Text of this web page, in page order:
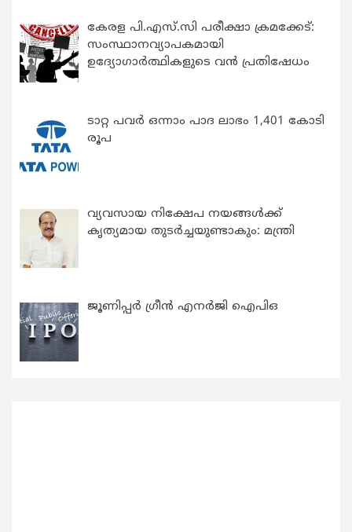
കേരള പി.എസ്.സി പരീക്ഷാ ക്രമക്കേട്:
സംസ്ഥാനവ്യാപകമായി
ഉദ്യോഗാര്‍ത്ഥികളുടെ വന്‍ പ്രതിഷേധം
ടാറ്റ പവർ ഒന്നാം പാദ ലാഭം 1,401 കോടി
രൂപ
വ്യവസായ നിക്ഷേപ നയങ്ങള്‍ക്ക്
കൃത്യമായ തുടര്‍ച്ചയുണ്ടാകും: മന്ത്രി
ജൂണിപ്പർ ഗ്രീൻ എനർജി ഐപിഒ